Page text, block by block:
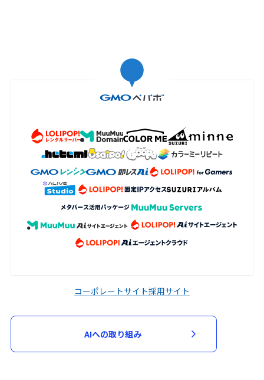
トの参加に関する契約（以下「参加契約」
といいます。）が成立するものとします。
当社は、申込者に対し、第１項に基づく参
合、当該審査のため必要な資料の提出を求
める場合があります。申込者は、当社から
資料の提出を求められた場合には、速やか
に指定された資料を提出するものとしま
加申込を承諾せず又は参加契約を取り消す
ことができるものとします。
偽、不正確又は誤りがあった場合
するサービスの利用停止等の処分を受け
ている場合
第３項に基づく資料の提出がない場合
コーポレートサイト採用サイト
AIへの取り組み